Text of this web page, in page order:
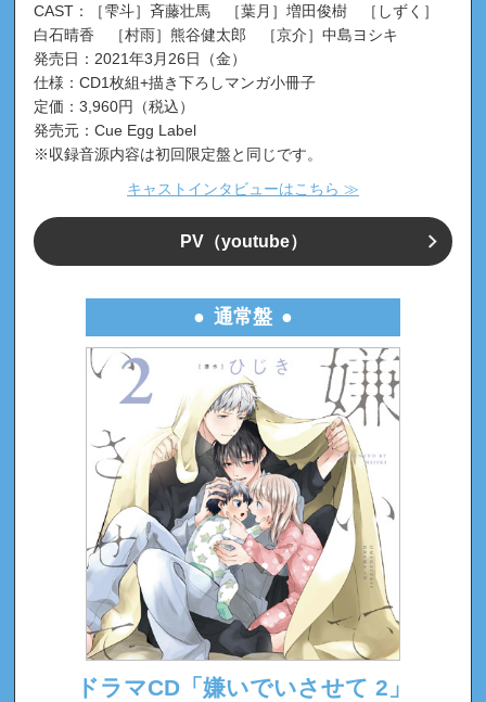
CAST：［雫斗］斉藤壮馬 ［葉月］増田俊樹 ［しずく］
白石晴香 ［村雨］熊谷健太郎 ［京介］中島ヨシキ
発売日：2021年3月26日（金）
仕様：CD1枚組+描き下ろしマンガ小冊子
定価：3,960円（税込）
発売元：Cue Egg Label
※収録音源内容は初回限定盤と同じです。
キャストインタビューはこちら ≫
PV（youtube）
通常盤
ドラマCD「嫌いでいさせて 2」